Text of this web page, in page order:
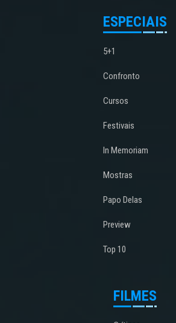
ESPECIAIS
5+1
Confronto
Cursos
Festivais
In Memoriam
Mostras
Papo Delas
Preview
Top 10
FILMES